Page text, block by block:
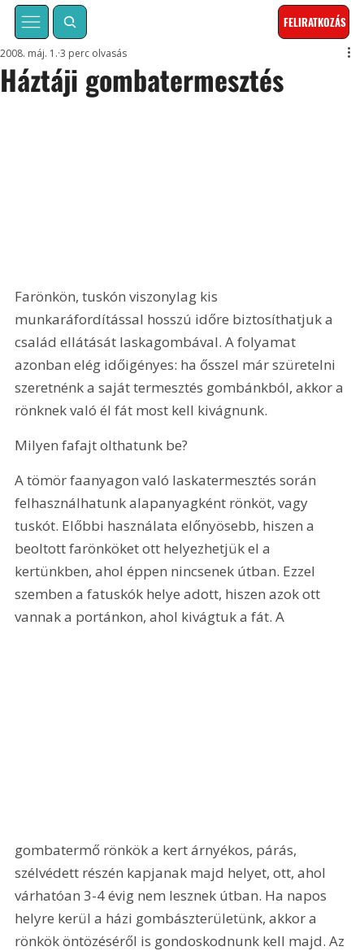
FELIRATKOZÁS
Háztáji gombatermesztés
2008. máj. 1. 3 perc olvasás
Farönkön, tuskón viszonylag kis
munkaráfordítással hosszú időre biztosíthatjuk a
család ellátását laskagombával. A folyamat
azonban elég időigényes: ha ősszel már szüretelni
szeretnénk a saját termesztés gombánkból, akkor a
rönknek való él fát most kell kivágnunk.
Milyen fafajt olthatunk be?
A tömör faanyagon való laskatermesztés során
felhasználhatunk alapanyagként rönköt, vagy
tuskót. Előbbi használata előnyösebb, hiszen a
beoltott farönköket ott helyezhetjük el a
kertünkben, ahol éppen nincsenek útban. Ezzel
szemben a fatuskók helye adott, hiszen azok ott
vannak a portánkon, ahol kivágtuk a fát. A
gombatermő rönkök a kert árnyékos, párás,
szélvédett részén kapjanak majd helyet, ott, ahol
várhatóan 3-4 évig nem lesznek útban. Ha napos
helyre kerül a házi gombászterületünk, akkor a
rönkök öntözéséről is gondoskodnunk kell majd. Az